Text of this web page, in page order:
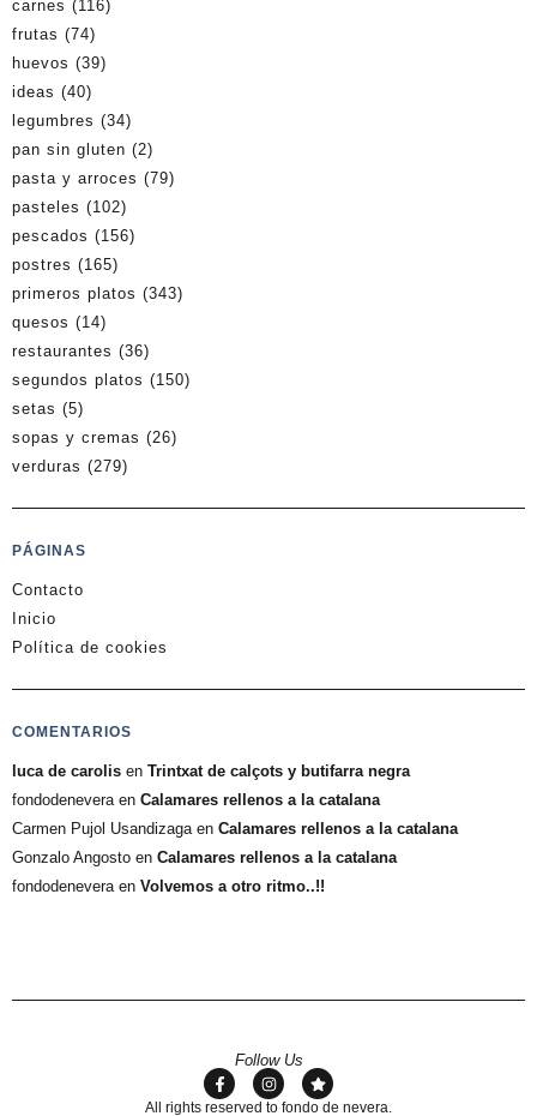
carnes (116)
frutas (74)
huevos (39)
ideas (40)
legumbres (34)
pan sin gluten (2)
pasta y arroces (79)
pasteles (102)
pescados (156)
postres (165)
primeros platos (343)
quesos (14)
restaurantes (36)
segundos platos (150)
setas (5)
sopas y cremas (26)
verduras (279)
PÁGINAS
Contacto
Inicio
Política de cookies
COMENTARIOS
luca de carolis en Trintxat de calçots y butifarra negra
fondodeneveraen Calamares rellenos a la catalana
Carmen Pujol Usandizagaen Calamares rellenos a la catalana
Gonzalo Angosto en Calamares rellenos a la catalana
fondodeneveraen Volvemos a otro ritmo..!!
Follow Us
All rights reserved to fondo de nevera.